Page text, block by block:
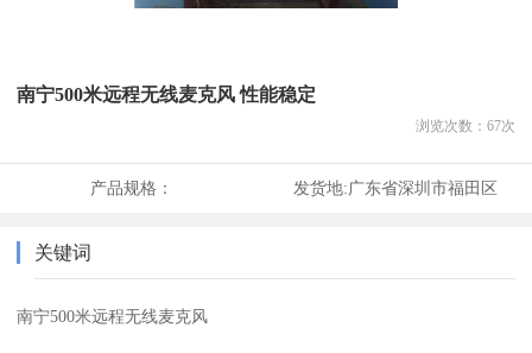
南宁500米远程无线麦克风 性能稳定
浏览次数： 67次
产品规格： 发货地:广东省深圳市福田区
关键词
南宁500米远程无线麦克风